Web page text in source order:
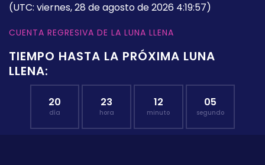
(UTC: viernes, 28 de agosto de 2026 4:19:57)
CUENTA REGRESIVA DE LA LUNA LLENA
TIEMPO HASTA LA PRÓXIMA LUNA
LLENA:
20
día
23
hora
12
minuto
04
segundo